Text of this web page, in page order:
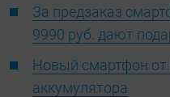
За предзаказ
9990 руб. дают
Новый смартфон от
аккумулятора